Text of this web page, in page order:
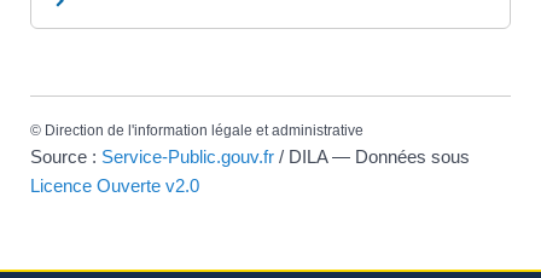
© Direction de l'information légale et administrative
Source : Service-Public.gouv.fr / DILA — Données sous
Licence Ouverte v2.0